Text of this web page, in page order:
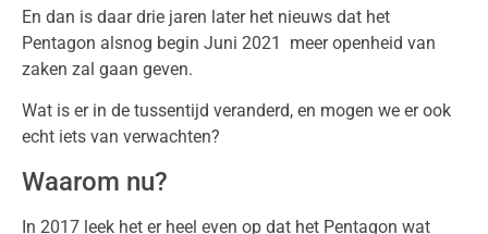
En dan is daar drie jaren later het nieuws dat het
Pentagon alsnog begin Juni 2021 meer openheid van
zaken zal gaan geven.
Wat is er in de tussentijd veranderd, en mogen we er ook
echt iets van verwachten?
Waarom nu?
In 2017 leek het er heel even op dat het Pentagon wat